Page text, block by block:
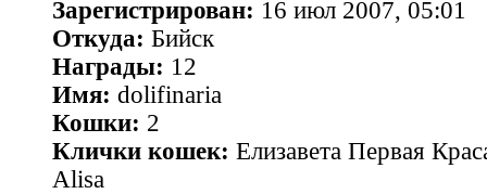
Зарегистрирован: 16 июл 2007, 05:01
Откуда: Бийск
Награды: 12
Имя: dolifinaria
Кошки: 2
Клички кошек: Елизавета Первая
Alisa